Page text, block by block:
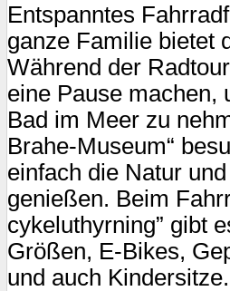
Entspanntes
ganze Familie bietet
Während der
eine Pause machen,
Bad im Meer zu
Brahe-Museum“
einfach die Natur
genießen. Beim
cykeluthyrning” gibt
Größen, E-Bikes,
und auch Kindersitze.